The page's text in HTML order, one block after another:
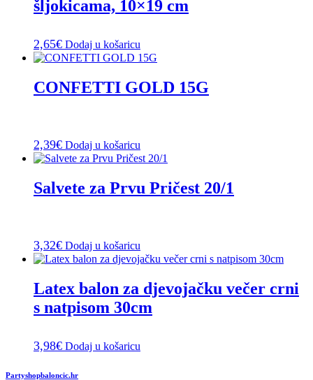
šljokicama, 10×19 cm
2,65€ Dodaj u košaricu
CONFETTI GOLD 15G
2,39€ Dodaj u košaricu
Salvete za Prvu Pričest 20/1
3,32€ Dodaj u košaricu
Latex balon za djevojačku večer crni
s natpisom 30cm
3,98€ Dodaj u košaricu
Partyshopbaloncic.hr